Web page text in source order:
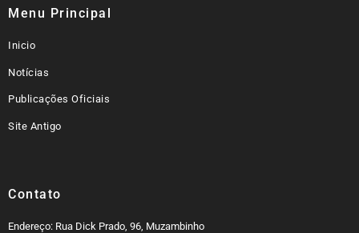
Menu Principal
Inicio
Notícias
Publicações Oficiais
Site Antigo
Contato
Endereço: Rua Dick Prado, 96, Muzambinho